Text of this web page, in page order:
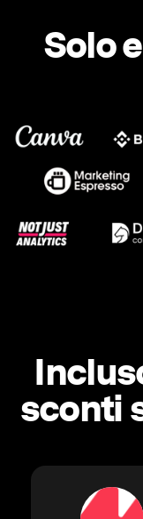
Solo
sconti